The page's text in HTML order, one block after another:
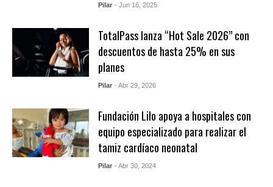
Pilar - Jun 16, 2025
TotalPass lanza “Hot Sale 2026” con
descuentos de hasta 25% en sus
planes
Pilar - Abr 29, 2026
Fundación Lilo apoya a hospitales con
equipo especializado para realizar el
tamiz cardíaco neonatal
Pilar - Abr 30, 2024